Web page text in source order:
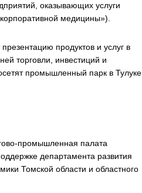
оказывающих услуги
медицины»).
продуктов и услуг в
торговли, инвестиций и
промышленный парк в Тулуке,
промышленная палата
департамента развития
Томской области и областного